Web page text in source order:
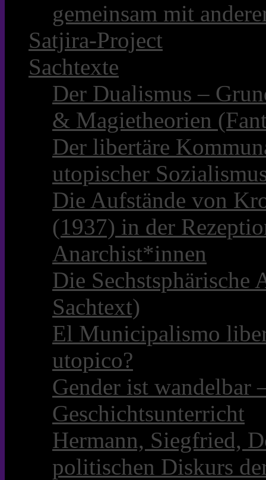
gemeinsam mit
Satjira-Project
Sachtexte
Der Dualismus –
& Magietheorien
Der libertäre
utopischer
Die Aufstände von
(1937) in der
Anarchist*innen
Die Sechstsphärische
Sachtext)
El Municipalismo
utopico?
Gender ist
Geschichtsunterricht
Hermann, Siegfried,
politischen Diskurs